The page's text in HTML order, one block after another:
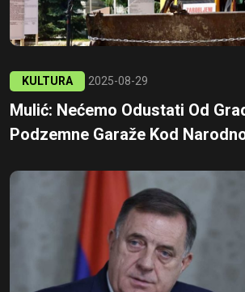
KULTURA 2025-08-29
Mulić: Nećemo Odustati Od
Podzemne Garaže Kod